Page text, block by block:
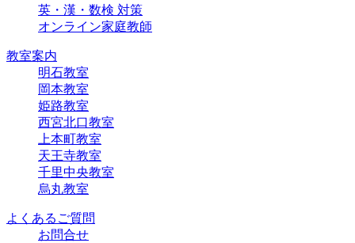
英・漢・数検 対策
オンライン家庭教師
教室案内
明石教室
岡本教室
姫路教室
西宮北口教室
上本町教室
天王寺教室
千里中央教室
烏丸教室
よくあるご質問
お問合せ